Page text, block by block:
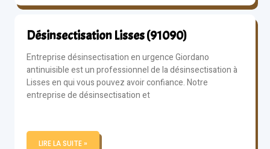
Désinsectisation Lisses (91090)
Entreprise désinsectisation en urgence Giordano
antinuisible est un professionnel de la désinsectisation à
Lisses en qui vous pouvez avoir confiance. Notre
entreprise de désinsectisation et
LIRE LA SUITE »